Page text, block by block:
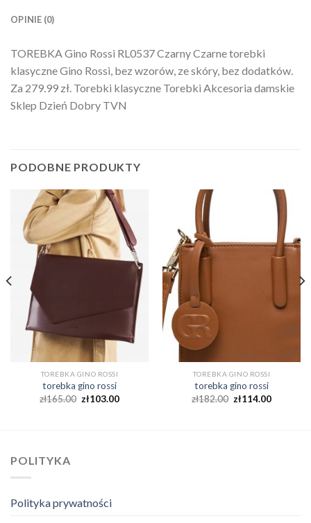
OPINIE (0)
TOREBKA Gino Rossi RL0537 Czarny Czarne torebki
klasyczne Gino Rossi, bez wzorów, ze skóry, bez dodatków.
Za 279.99 zł. Torebki klasyczne Torebki Akcesoria damskie
Sklep Dzień Dobry TVN
PODOBNE PRODUKTY
TOREBKA GINO ROSSI
torebka gino rossi
zł165.00 zł103.00
TOREBKA GINO ROSSI
torebka gino rossi
zł182.00 zł114.00
POLITYKA
Polityka prywatności